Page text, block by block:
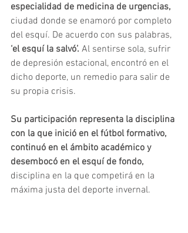
especialidad de medicina de urgencias,
ciudad donde se enamoró por completo
del esquí. De acuerdo con sus palabras,
‘el esquí la salvó’. Al sentirse sola, sufrir
de depresión estacional, encontró en el
dicho deporte, un remedio para salir de
su propia crisis.
Su participación representa la disciplina
con la que inició en el fútbol formativo,
continuó en el ámbito académico y
desembocó en el esquí de fondo,
disciplina en la que competirá en la
máxima justa del deporte invernal.